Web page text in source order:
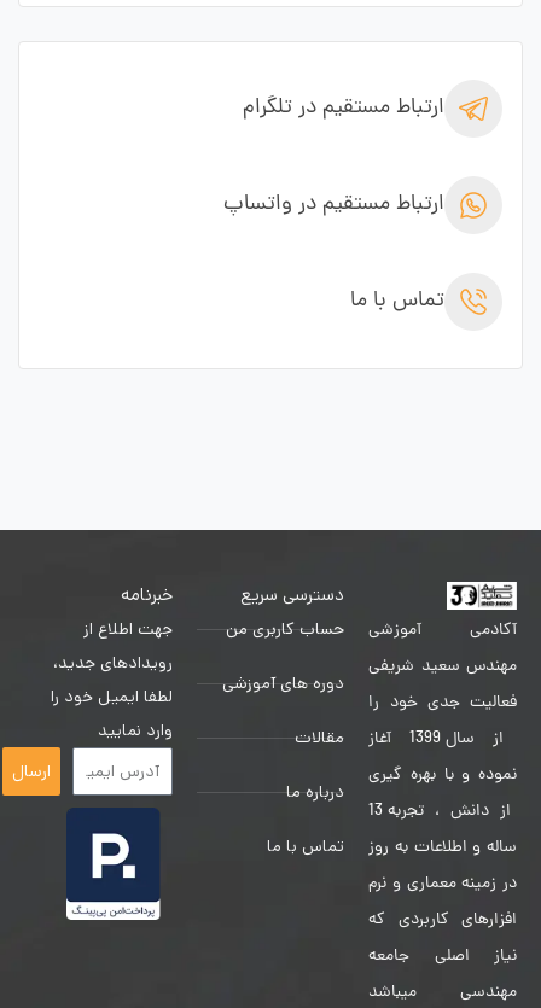
ارتباط مستقیم در تلگرام
ارتباط مستقیم در واتساپ
تماس با ما
آکادمی آموزشی
مهندس سعید شریفی
فعالیت جدی خود را
از سال 1399 آغاز
نموده و با بهره گیری
از دانش ، تجربه 13
ساله و اطلاعات به روز
در زمینه معماری و نرم
افزارهای کاربردی که
نیاز اصلی جامعه
مهندسی میباشد
دسترسی سریع
حساب کاربری من
دوره های آموزشی
مقالات
درباره ما
تماس با ما
خبرنامه
جهت اطلاع از
رویدادهای جدید،
لطفا ایمیل خود را
وارد نمایید
ارسال